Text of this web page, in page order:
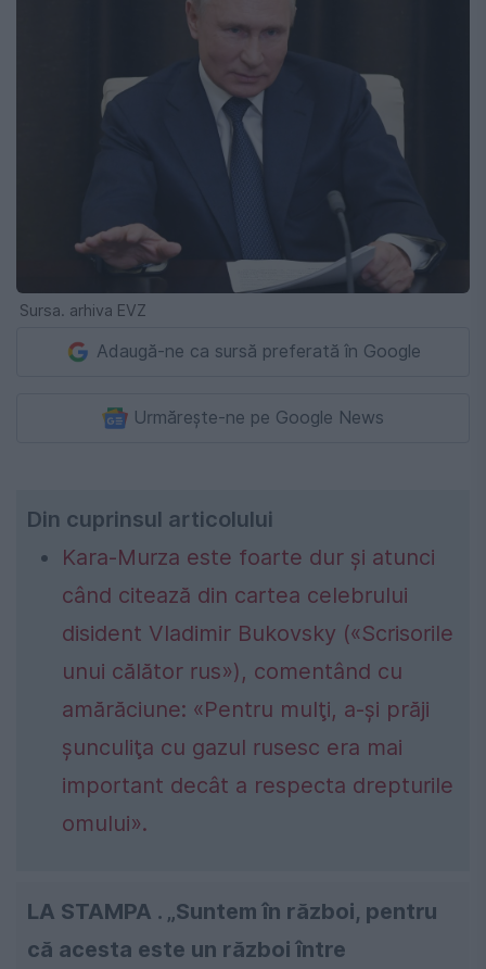
Sursa. arhiva EVZ
Adaugă-ne ca sursă preferată în Google
Urmărește-ne pe Google News
Din cuprinsul articolului
Kara-Murza este foarte dur şi atunci
când citează din cartea celebrului
disident Vladimir Bukovsky («Scrisorile
unui călător rus»), comentând cu
amărăciune: «Pentru mulţi, a-şi prăji
şunculiţa cu gazul rusesc era mai
important decât a respecta drepturile
omului».
LA STAMPA . „Suntem în război, pentru
că acesta este un război între